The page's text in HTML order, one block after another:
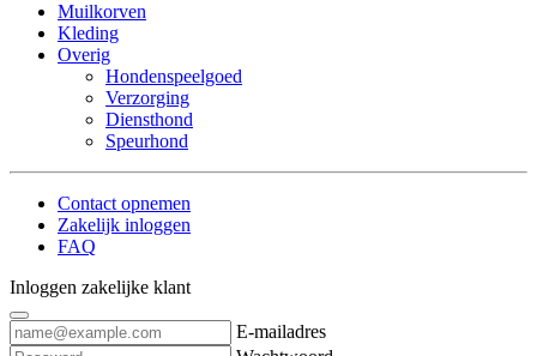
Muilkorven
Kleding
Overig
Hondenspeelgoed
Verzorging
Diensthond
Speurhond
Contact opnemen
Zakelijk inloggen
FAQ
Inloggen zakelijke klant
E-mailadres